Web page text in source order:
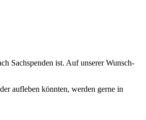
Sachspenden ist. Auf unserer Wunsch-
aufleben könnten, werden gerne in